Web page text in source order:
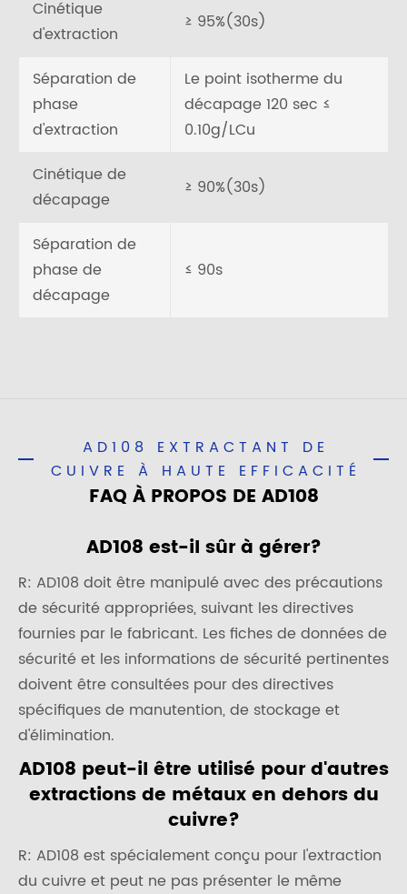
Cinétique
d'extraction
≥ 95%(30s)
Séparation de
phase
d'extraction
Le point isotherme du
décapage 120 sec ≤
0.10g/LCu
Cinétique de
décapage
≥ 90%(30s)
Séparation de
phase de
décapage
≤ 90s
AD108 EXTRACTANT DE
CUIVRE À HAUTE EFFICACITÉ
FAQ À PROPOS DE AD108
AD108 est-il sûr à gérer?
R: AD108 doit être manipulé avec des précautions
de sécurité appropriées, suivant les directives
fournies par le fabricant. Les fiches de données de
sécurité et les informations de sécurité pertinentes
doivent être consultées pour des directives
spécifiques de manutention, de stockage et
d'élimination.
AD108 peut-il être utilisé pour d'autres
extractions de métaux en dehors du
cuivre?
R: AD108 est spécialement conçu pour l'extraction
du cuivre et peut ne pas présenter le même